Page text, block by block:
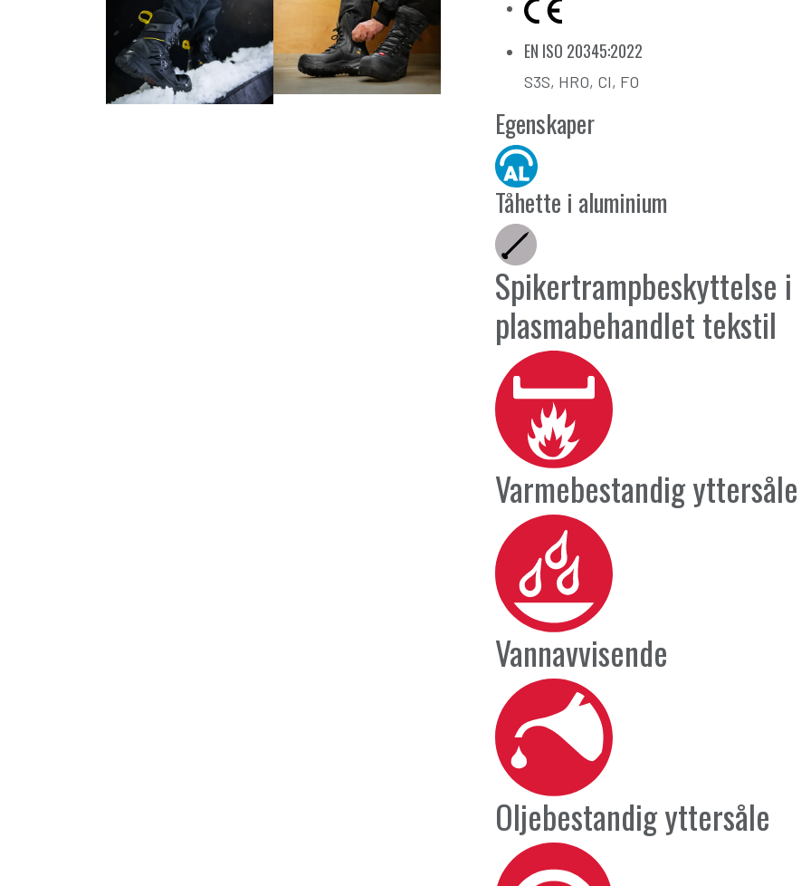
EN ISO 20345:2022
S3S, HRO, CI, FO
Egenskaper
Tåhette i aluminium
Spikertrampbeskyttelse i
plasmabehandlet tekstil
Varmebestandig yttersåle
Vannavvisende
Oljebestandig yttersåle